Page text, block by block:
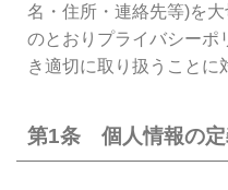
名・住所・連絡先等)を
のとおりプライバシーポ
き適切に取り扱うことに
第1条 個人情報の